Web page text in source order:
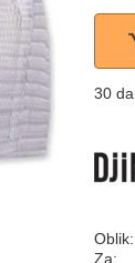
30
Oblik:
Za: